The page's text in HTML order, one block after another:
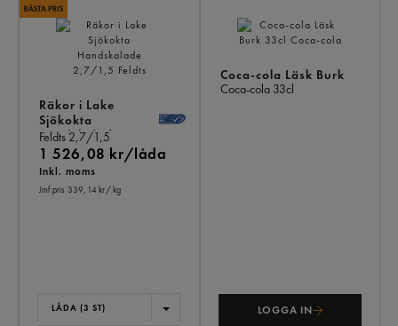
Räkor i Lake
Sjökokta
Handskalade
Feldts 2,7/1,5
1 526,08 kr/låda
Inkl. moms
Jmf.pris 339,14 kr/ kg
LÅDA (3 ST)
Coca-cola Läsk Burk
Coca-cola 33cl
LOGGA IN